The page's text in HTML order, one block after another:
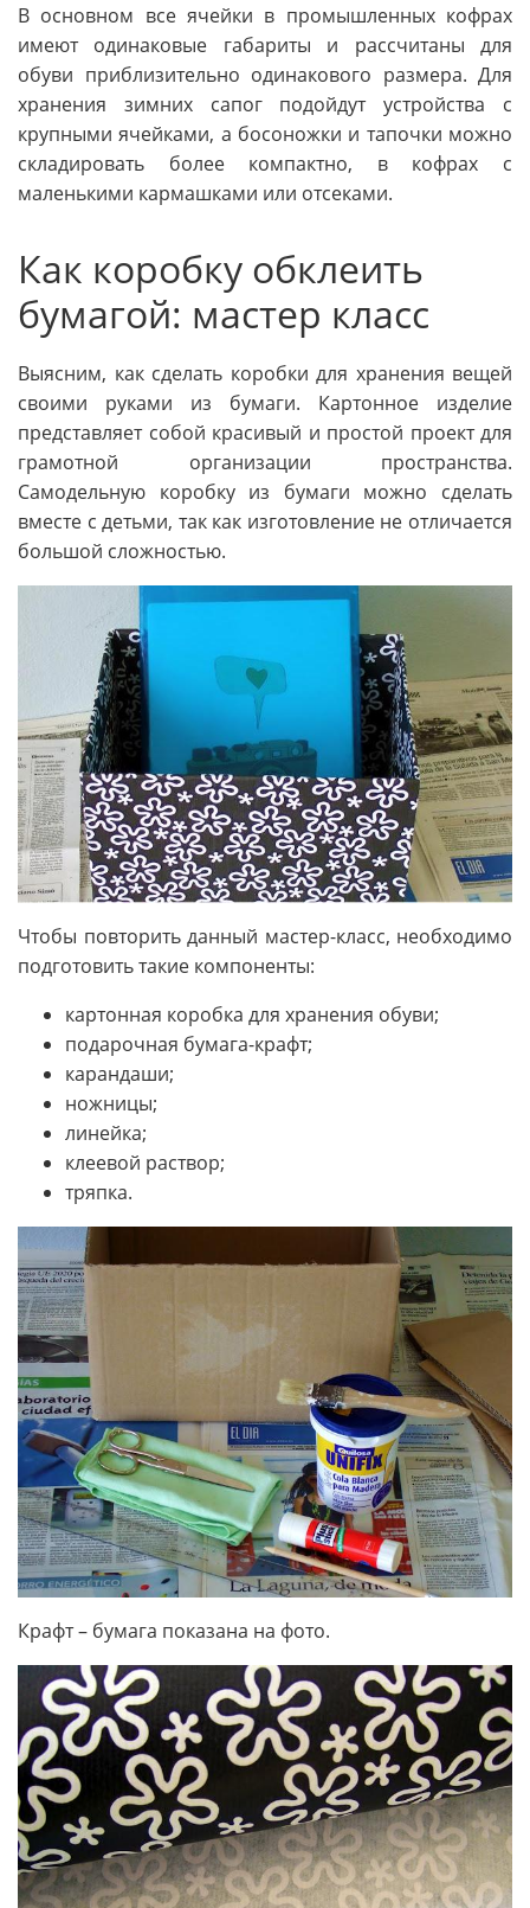
В основном все ячейки в промышленных кофрах
имеют одинаковые габариты и рассчитаны для
обуви приблизительно одинакового размера. Для
хранения зимних сапог подойдут устройства с
крупными ячейками, а босоножки и тапочки можно
складировать более компактно, в кофрах с
маленькими кармашками или отсеками.
Как коробку обклеить
бумагой: мастер класс
Выясним, как сделать коробки для хранения вещей
своими руками из бумаги. Картонное изделие
представляет собой красивый и простой проект для
грамотной организации пространства.
Самодельную коробку из бумаги можно сделать
вместе с детьми, так как изготовление не отличается
большой сложностью.
Чтобы повторить данный мастер-класс, необходимо
подготовить такие компоненты:
картонная коробка для хранения обуви;
подарочная бумага-крафт;
карандаши;
ножницы;
линейка;
клеевой раствор;
тряпка.
Крафт – бумага показана на фото.